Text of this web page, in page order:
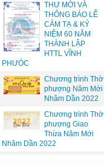
THƯ MỜI VÀ
THÔNG BÁO LỄ
CẢM TẠ & KỶ
NIỆM 60 NĂM
THÀNH LẬP
HTTL VĨNH
PHƯÓC
Chương trình Thờ
phượng Năm Mới
Nhâm Dần 2022
Chương trình Thờ
phượng Giao
Thừa Năm Mới
Nhâm Dần 2022